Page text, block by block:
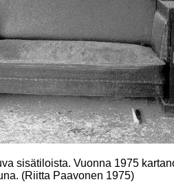
sisätiloista. Vuonna 1975
(Riitta Paavonen 1975)